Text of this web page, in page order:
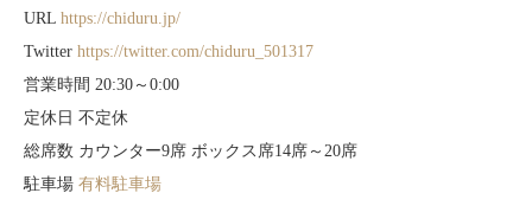
URL https://chiduru.jp/
Twitter https://twitter.com/chiduru_501317
営業時間 20:30～0:00
定休日 不定休
総席数 カウンター9席 ボックス席14席～20席
駐車場 有料駐車場